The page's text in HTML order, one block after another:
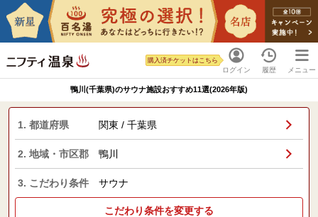
ログイン
購入済チケットはこちら
履歴 メニュー
鴨川(千葉県)のサウナ施設おすすめ11選(2026年版)
1. 都道府県 関東 / 千葉県
2. 地域・市区郡 鴨川
3. こだわり条件 サウナ
こだわり条件を変更する